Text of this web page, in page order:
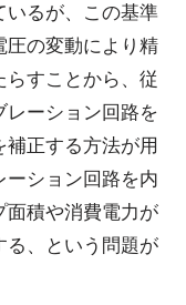
いるが、この基準
圧の変動により精
らすことから、従
ーション回路を
正する方法が用
ーション回路を内
面積や消費電力が
る、という問題が